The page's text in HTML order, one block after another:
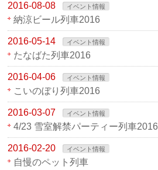
2016-08-08 イベント情報
納涼ビール列車2016
2016-05-14 イベント情報
たなばた列車2016
2016-04-06 イベント情報
こいのぼり列車2016
2016-03-07 イベント情報
4/23 雪室解禁パーティー列車2016
2016-02-20 イベント情報
自慢のペット列車